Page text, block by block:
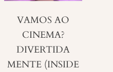
VAMOS AO
CINEMA?
DIVERTIDA
MENTE (INSIDE